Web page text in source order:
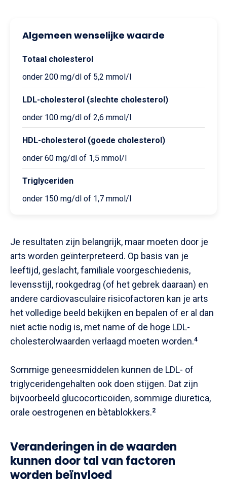
Algemeen wenselijke waarde
Totaal cholesterol
onder 200 mg/dl of 5,2 mmol/l
LDL-cholesterol (slechte cholesterol)
onder 100 mg/dl of 2,6 mmol/l
HDL-cholesterol (goede cholesterol)
onder 60 mg/dl of 1,5 mmol/l
Triglyceriden
onder 150 mg/dl of 1,7 mmol/l
Je resultaten zijn belangrijk, maar moeten door je
arts worden geïnterpreteerd. Op basis van je
leeftijd, geslacht, familiale voorgeschiedenis,
levensstijl, rookgedrag (of het gebrek daaraan) en
andere cardiovasculaire risicofactoren kan je arts
het volledige beeld bekijken en bepalen of er al dan
niet actie nodig is, met name of de hoge LDL-
cholesterolwaarden verlaagd moeten worden.4
Sommige geneesmiddelen kunnen de LDL- of
triglyceridengehalten ook doen stijgen. Dat zijn
bijvoorbeeld glucocorticoïden, sommige diuretica,
orale oestrogenen en bètablokkers.2
Veranderingen in de waarden
kunnen door tal van factoren
worden beïnvloed